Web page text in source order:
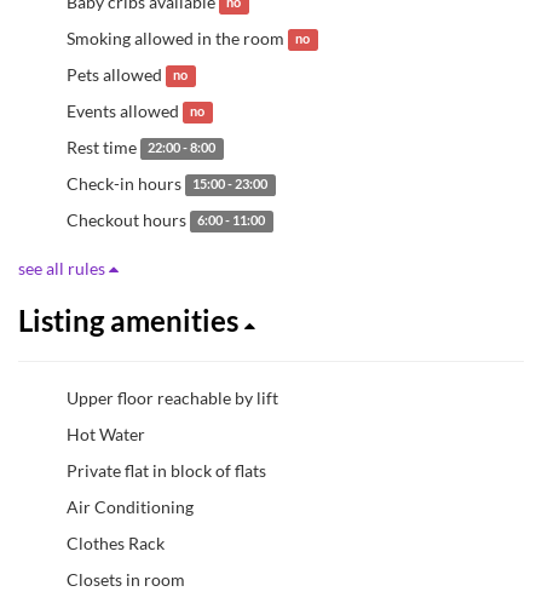
no
Smoking allowed in the room no
Pets allowed no
Events allowed no
Rest time 22:00 - 8:00
Check-in hours 15:00 - 23:00
Checkout hours 6:00 - 11:00
see all rules
Listing amenities
Upper floor reachable by lift
Hot Water
Private flat in block of flats
Air Conditioning
Clothes Rack
Closets in room